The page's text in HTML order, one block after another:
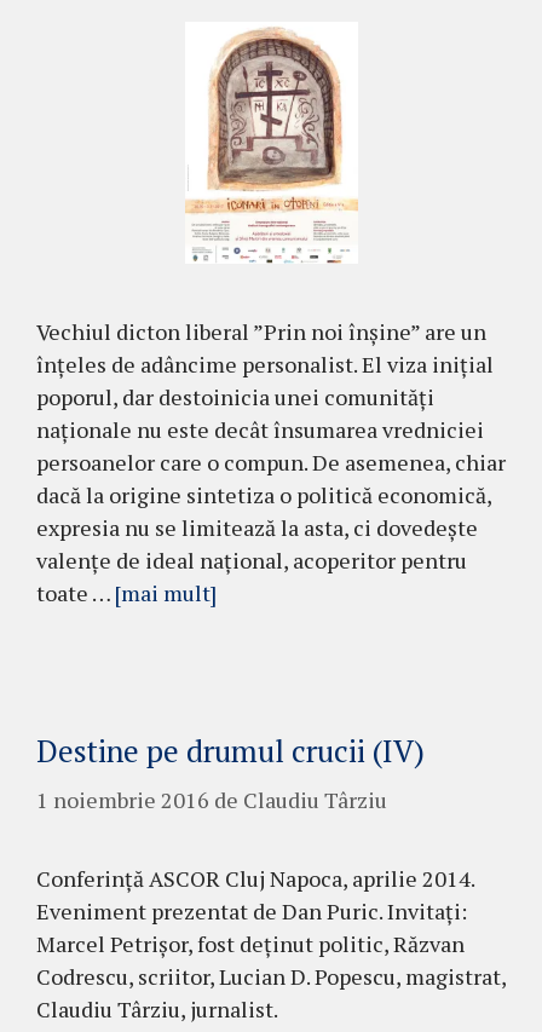
Vechiul dicton liberal ”Prin noi înșine” are un
înțeles de adâncime personalist. El viza inițial
poporul, dar destoinicia unei comunități
naționale nu este decât însumarea vredniciei
persoanelor care o compun. De asemenea, chiar
dacă la origine sintetiza o politică economică,
expresia nu se limitează la asta, ci dovedește
valențe de ideal național, acoperitor pentru
toate … [mai mult]
Destine pe drumul crucii (IV)
1 noiembrie 2016 de Claudiu Târziu
Conferință ASCOR Cluj Napoca, aprilie 2014.
Eveniment prezentat de Dan Puric. Invitați:
Marcel Petrișor, fost deținut politic, Răzvan
Codrescu, scriitor, Lucian D. Popescu, magistrat,
Claudiu Târziu, jurnalist.